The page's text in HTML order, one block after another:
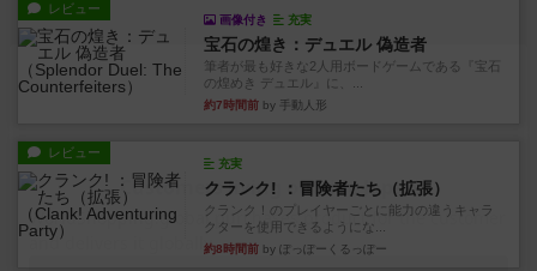
レビュー
画像付き 充実
宝石の煌き：デュエル 偽造者
筆者が最も好きな2人用ボードゲームである『宝石
の煌めき デュエル』に、...
約7時間前 by 手動人形
レビュー
充実
クランク! ：冒険者たち（拡張）
クランク！のプレイヤーごとに能力の違うキャラ
クターを使用できるようにな...
約8時間前 by ぽっぽーくるっぽー